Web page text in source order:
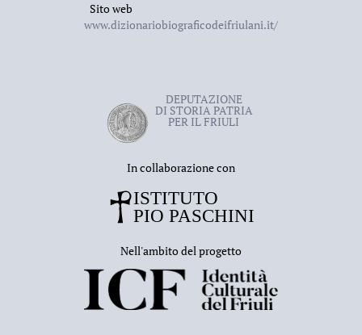
Sito web
www.dizionariobiograficodeifriulani.it/
DEPUTAZIONE
DI STORIA PATRIA
PER IL FRIULI
In collaborazione con
Nell'ambito del progetto